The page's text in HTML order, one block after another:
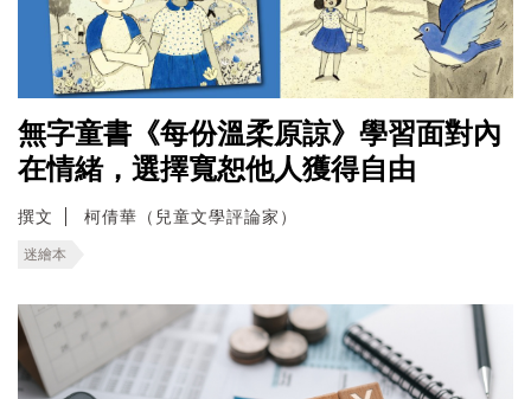
無字童書《每份溫柔原諒》學習面對內
在情緒，選擇寬恕他人獲得自由
撰文 柯倩華（兒童文學評論家）
迷繪本